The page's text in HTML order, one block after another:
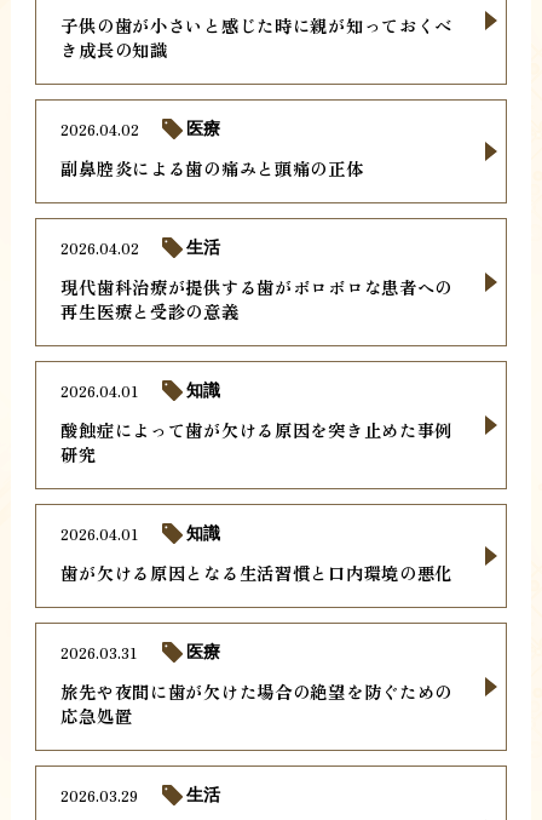
子供の歯が小さいと感じた時に親が知っておくべ
き成長の知識
副鼻腔炎による歯の痛みと頭痛の正体
2026.04.02 医療
現代歯科治療が提供する歯がボロボロな患者への
再生医療と受診の意義
2026.04.02 生活
酸蝕症によって歯が欠ける原因を突き止めた事例
研究
2026.04.01 知識
歯が欠ける原因となる生活習慣と口内環境の悪化
2026.04.01 知識
旅先や夜間に歯が欠けた場合の絶望を防ぐための
応急処置
2026.03.31 医療
2026.03.29 生活